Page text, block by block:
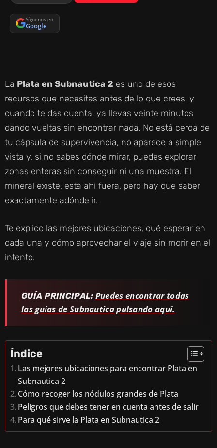
Síguenos en
Google
La Plata en Subnautica 2 es uno de esos
recursos que necesitas antes de lo que crees, y
cuando te das cuenta, ya llevas veinte minutos
dando vueltas sin encontrar nada. No está cerca de
tu cápsula de supervivencia, no aparece a simple
vista y, si no sabes dónde mirar, puedes explorar
zonas enteras sin conseguir ni una muestra. El
mineral existe, está ahí fuera, pero hay que saber
exactamente adónde ir.
Te explico las mejores ubicaciones, qué esperar en
cada una y cómo aprovechar el viaje sin morir en el
intento.
GUÍA PRINCIPAL: Puedes encontrar todas
las guías de Subnautica pulsando aquí.
Índice
Las mejores ubicaciones para encontrar Plata en
Subnautica 2
Cómo recoger los nódulos grandes de Plata
Peligros que debes tener en cuenta antes de salir
Para qué sirve la Plata en Subnautica 2